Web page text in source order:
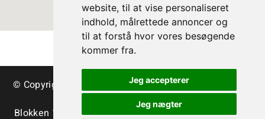
website, til at vise personaliseret
indhold, målrettede annoncer og
til at forstå hvor vores besøgende
kommer fra.
Jeg accepterer
Jeg nægter
© Copyright Danish Christmas Tree Association - trees
& greenery
Blokken 15 | DK-3460 Birkerød | Tlf.:+45 45 35 24 12